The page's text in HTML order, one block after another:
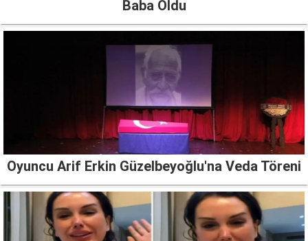
Baba Oldu
Oyuncu Arif Erkin Güzelbeyoğlu'na Veda Töreni